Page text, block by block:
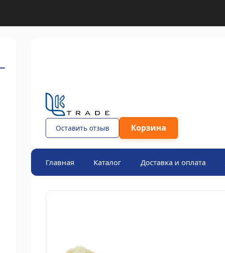
Оставить отзыв Корзина
Главная Каталог Доставка и оплата